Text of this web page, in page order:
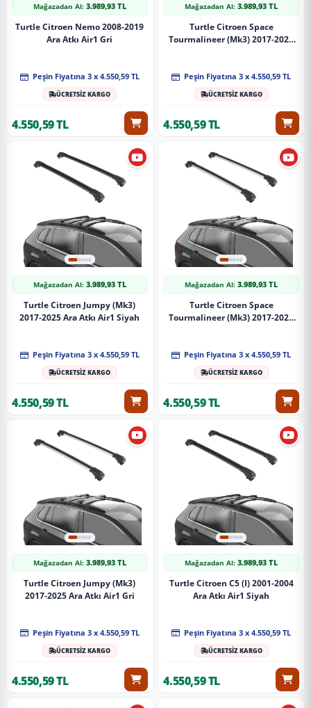
Mağazadan Al: 3.989,93 TL
Turtle Citroen Nemo 2008-2019
Ara Atkı Air1 Gri
Peşin Fiyatına 3 x 4.550,59 TL
ÜCRETSİZ KARGO
4.550,59 TL
Mağazadan Al:3.989,93 TL
Turtle Citroen Space
Tourmalineer (Mk3) 2017-2025
Peşin Fiyatına 3 x 4.550,59 TL
ÜCRETSİZ KARGO
4.550,59 TL
Mağazadan Al: 3.989,93 TL
Turtle Citroen Jumpy (Mk3)
2017-2025 Ara Atkı Air1 Siyah
Peşin Fiyatına 3 x 4.550,59 TL
ÜCRETSİZ KARGO
4.550,59 TL
Mağazadan Al:3.989,93 TL
Turtle Citroen Space
Tourmalineer (Mk3) 2017-2025
Peşin Fiyatına 3 x 4.550,59 TL
ÜCRETSİZ KARGO
4.550,59 TL
Mağazadan Al: 3.989,93 TL
Turtle Citroen Jumpy (Mk3)
2017-2025 Ara Atkı Air1 Gri
Peşin Fiyatına 3 x 4.550,59 TL
ÜCRETSİZ KARGO
4.550,59 TL
Mağazadan Al:3.989,93 TL
Turtle Citroen C5 (I) 2001-2004
Ara Atkı Air1 Siyah
Peşin Fiyatına 3 x 4.550,59 TL
ÜCRETSİZ KARGO
4.550,59 TL